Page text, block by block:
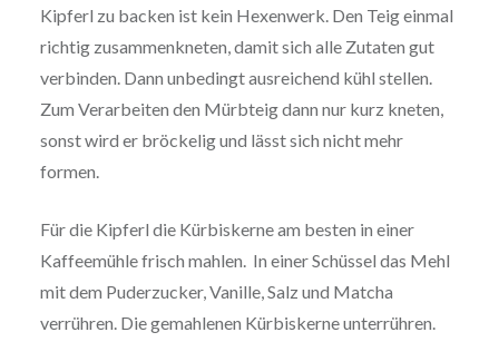
Kipferl zu backen ist kein Hexenwerk. Den Teig einmal
richtig zusammenkneten, damit sich alle Zutaten gut
verbinden. Dann unbedingt ausreichend kühl stellen.
Zum Verarbeiten den Mürbteig dann nur kurz kneten,
sonst wird er bröckelig und lässt sich nicht mehr
formen.
Für die Kipferl die Kürbiskerne am besten in einer
Kaffeemühle frisch mahlen. In einer Schüssel das Mehl
mit dem Puderzucker, Vanille, Salz und Matcha
verrühren. Die gemahlenen Kürbiskerne unterrühren.